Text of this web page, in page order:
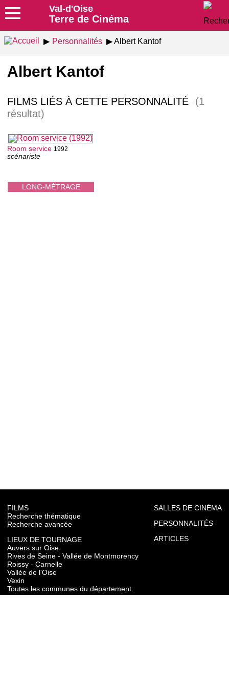
Val-d'Oise
Terre de Cinéma
Personnalités Albert Kantof
Albert Kantof
FILMS LIÉS À CETTE PERSONNALITÉ
(1
résultat)
LONG-MÉTRAGE
Room service 1992
scénariste
FILMS
Recherche thématique
Recherche avancée
LIEUX DE TOURNAGE
Auvers sur Oise
Rives de Seine - Vallée de Montmorency
Roissy - Carnelle
Vallée de l'Oise
Vexin
Toutes les communes du département
SALLES DE CINÉMA
PERSONNALITÉS
ARTICLES